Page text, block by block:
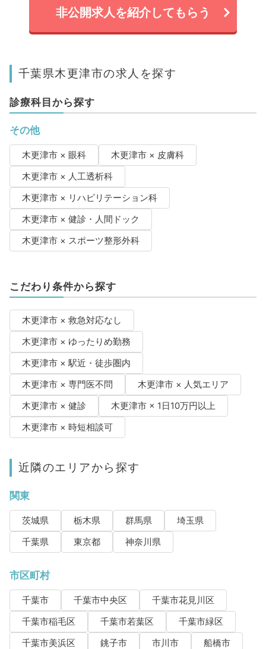
非公開求人を紹介してもらう
千葉県木更津市の求人を探す
診療科目から探す
その他
木更津市 × 眼科
木更津市 × 皮膚科
木更津市 × 人工透析科
木更津市 × リハビリテーション科
木更津市 × 健診・人間ドック
木更津市 × スポーツ整形外科
こだわり条件から探す
木更津市 × 救急対応なし
木更津市 × ゆったりめ勤務
木更津市 × 駅近・徒歩圏内
木更津市 × 専門医不問
木更津市 × 人気エリア
木更津市 × 健診
木更津市 × 1日10万円以上
木更津市 × 時短相談可
近隣のエリアから探す
関東
茨城県 栃木県 群馬県
埼玉県
千葉県
東京都 神奈川県
市区町村
千葉市 千葉市中央区
千葉市花見川区
千葉市稲毛区
千葉市若葉区
千葉市緑区
千葉市美浜区
銚子市 市川市
船橋市